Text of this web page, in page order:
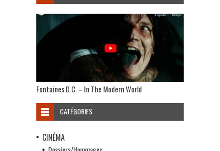
Fontaines D.C. – In The Modern World
CATÉGORIES
CINÉMA